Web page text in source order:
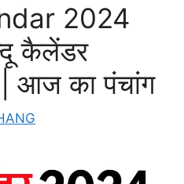
2024
कैलेंडर
आज का पंचांग